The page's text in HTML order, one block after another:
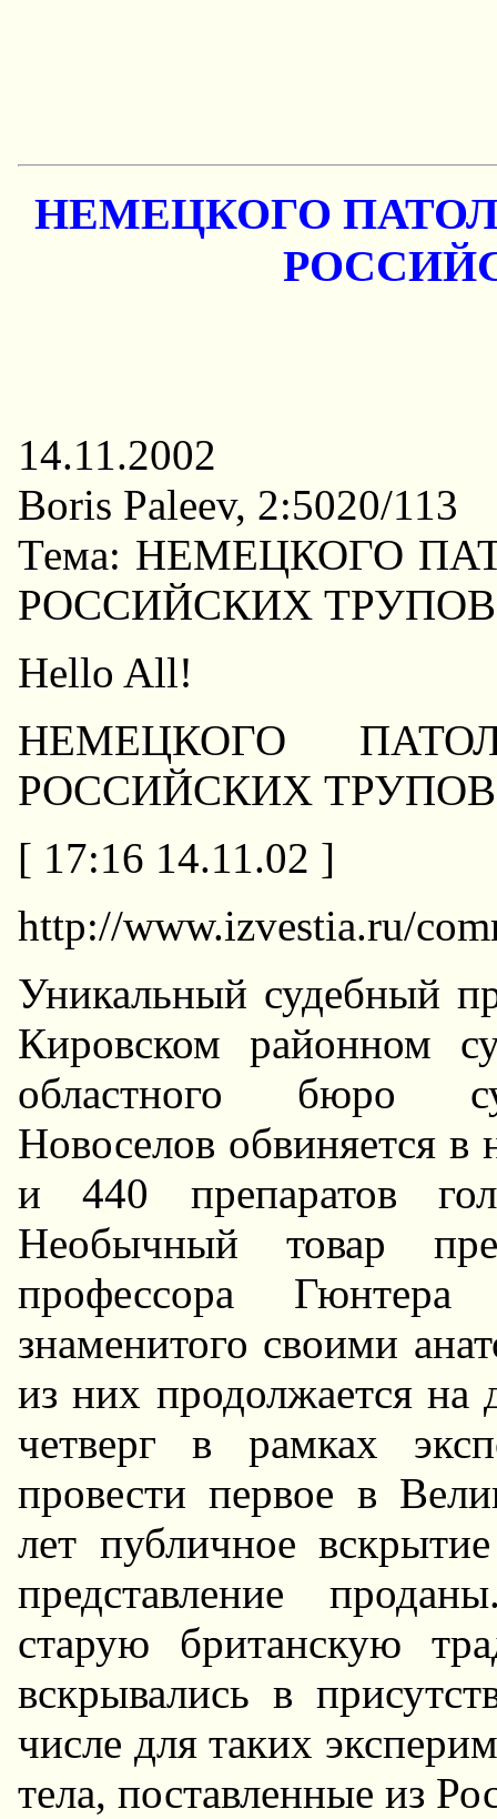
HЕМЕЦКОГО
14.11.2002
Boris Paleev, 2:5020/113
Тема: HЕМЕЦКОГО
РОССИЙСКИХ ТРУПОВ
Hello All!
HЕМЕЦКОГО
РОССИЙСКИХ ТРУПОВ
[ 17:16 14.11.02 ]
http://www.izvestia.ru/
Уникальный судебный
Кировском районном
областного бюро
Hовоселов обвиняется в
и 440 препаратов
Hеобычный товар
профессора
знаменитого своими
из них продолжается
четверг в рамках
провести первое в
лет публичное
представление
старую британскую
вскрывались в
числе для таких
тела, поставленные из